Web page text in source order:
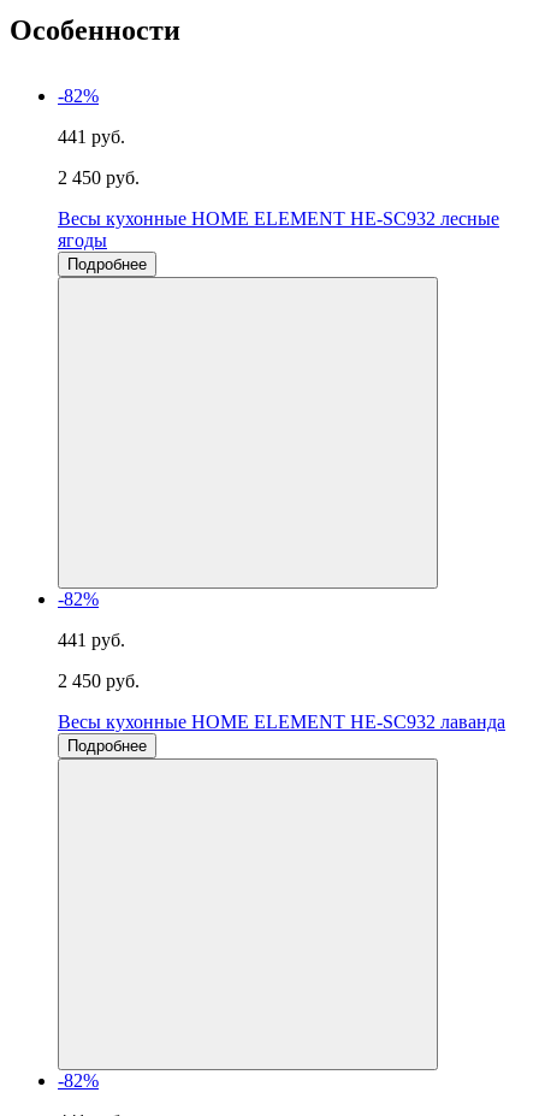
Особенности
-82%
441 руб.
2 450 руб.
Весы кухонные HOME ELEMENT HE-SC932 лесные
ягоды
Подробнее
-82%
441 руб.
2 450 руб.
Весы кухонные HOME ELEMENT HE-SC932 лаванда
Подробнее
-82%